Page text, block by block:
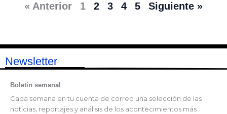
« Anterior 1 2 3 4 5 Siguiente »
Newsletter
Boletín semanal
Cada semana en tu cuenta de correo una selección de las
noticias, reportajes y análisis de los acontecimientos más